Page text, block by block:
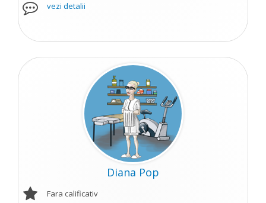
vezi detalii
Diana Pop
Fara calificativ